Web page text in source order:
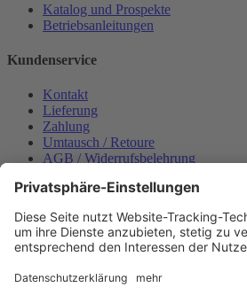
Katalog und Prospekte
Betriebsanleitungen
Kundenservice
Kontakt
Lieferung
Zahlung
Umtausch / Retoure
AGB / Widerrufsbelehrung
Datenschutzerklärung
Bestellung widerrufen
Mein konto